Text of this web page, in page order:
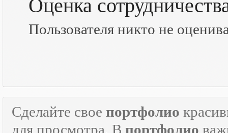
Оценка
Пользователя никто не
Сделайте свое портфолио
для просмотра. В портфолио